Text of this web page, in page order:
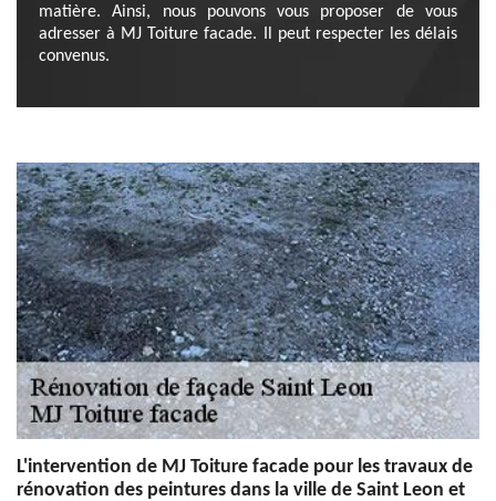
matière. Ainsi, nous pouvons vous proposer de vous
adresser à MJ Toiture facade. Il peut respecter les délais
convenus.
L'intervention de MJ Toiture facade pour les travaux de
rénovation des peintures dans la ville de Saint Leon et